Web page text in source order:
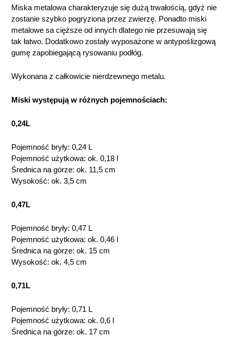
Miska metalowa charakteryzuje się dużą trwałością, gdyż nie
zostanie szybko pogryziona przez zwierzę. Ponadto miski
metalowe sa cięższe od innych dlatego nie przesuwają się
tak łatwo. Dodatkowo zostały wyposażone w antypoślizgową
gumę zapobiegającą rysowaniu podłóg.
Wykonana z całkowicie nierdzewnego metalu.
Miski występują w różnych pojemnościach:
0,24L
Pojemność bryły: 0,24 L
Pojemność użytkowa: ok. 0,18 l
Średnica na górze: ok. 11,5 cm
Wysokość: ok. 3,5 cm
0,47L
Pojemność bryły: 0,47 L
Pojemność użytkowa: ok. 0,46 l
Średnica na górze: ok. 15 cm
Wysokość: ok. 4,5 cm
0,71L
Pojemność bryły: 0,71 L
Pojemność użytkowa: ok. 0,6 l
Średnica na górze: ok. 17 cm